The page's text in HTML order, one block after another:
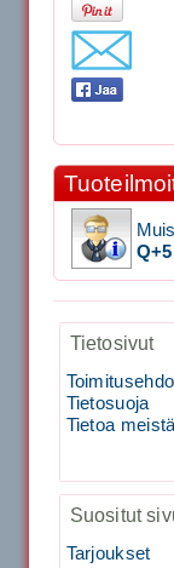
Signum
Signum
40883
Tietosivut
Tietosuoja
Tietoa
Suositut
Tarjoukset